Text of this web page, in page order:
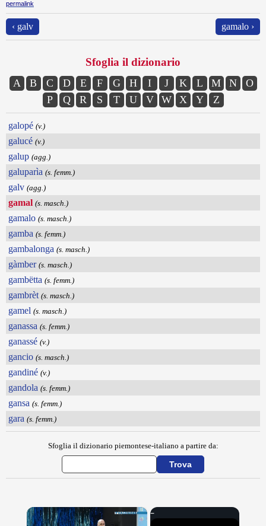
permalink
‹ galv gamalo ›
Sfoglia il dizionario
A B C D E F G H I J K L M N
O
P
Q R S T U V W X Y Z
galopé (v.)
galucé (v.)
galup (agg.)
galuparìa (s. femm.)
galv (agg.)
gamal (s. masch.)
gamalo (s. masch.)
gamba (s. femm.)
gambalonga (s. masch.)
gàmber (s. masch.)
gambëtta (s. femm.)
gambrèt (s. masch.)
gamel (s. masch.)
ganassa (s. femm.)
ganassé (v.)
gancio (s. masch.)
gandiné (v.)
gandola (s. femm.)
gansa (s. femm.)
gara (s. femm.)
Sfoglia il dizionario piemontese-italiano a partire da:
×